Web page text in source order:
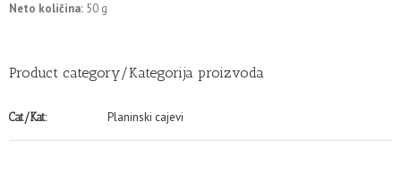
Neto količina: 50 g
Product category/Kategorija proizvoda
Cat/Kat: Planinski cajevi